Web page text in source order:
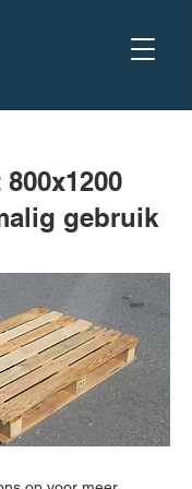
gebruik